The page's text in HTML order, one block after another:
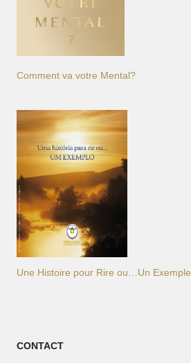
Comment va votre Mental?
Une Histoire pour Rire ou…Un Exemple
CONTACT